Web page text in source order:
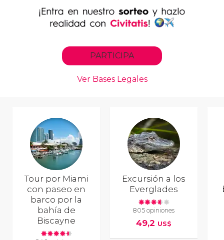
Tour por Miami
con paseo en
barco por la
bahía de
Biscayne
Excursión a los
Everglades
805 opiniones
49,2 US$